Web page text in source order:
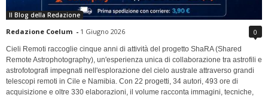
Il Blog della Redazione
Redazione Coelum - 1 Giugno 2026 0
Cieli Remoti raccoglie cinque anni di attività del progetto ShaRA (Shared
Remote Astrophotography), un'esperienza unica di collaborazione tra astrofili e
astrofotografi impegnati nell'esplorazione del cielo australe attraverso grandi
telescopi remoti in Cile e Namibia. Con 22 progetti, 34 autori, 493 ore di
acquisizione e oltre 330 elaborazioni, il volume racconta immagini, tecniche,